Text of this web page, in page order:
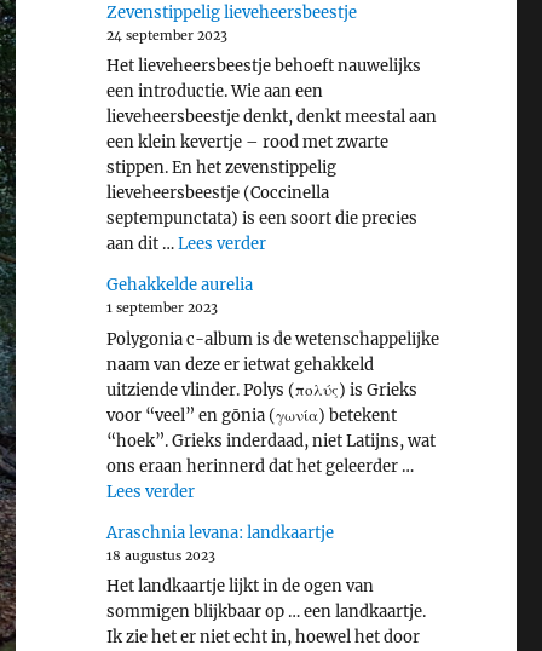
Zevenstippelig lieveheersbeestje
24 september 2023
Het lieveheersbeestje behoeft nauwelijks
een introductie. Wie aan een
lieveheersbeestje denkt, denkt meestal aan
een klein kevertje – rood met zwarte
stippen. En het zevenstippelig
lieveheersbeestje (Coccinella
septempunctata) is een soort die precies
aan dit …Lees verder"Zevenstippelig lieveheersbeestje"
Gehakkelde aurelia
1 september 2023
Polygonia c-album is de wetenschappelijke
naam van deze er ietwat gehakkeld
uitziende vlinder. Polys (πολύς) is Grieks
voor “veel” en gōnia (γωνία) betekent
“hoek”. Grieks inderdaad, niet Latijns, wat
ons eraan herinnerd dat het geleerder …
Lees verder"Gehakkelde aurelia"
Araschnia levana: landkaartje
18 augustus 2023
Het landkaartje lijkt in de ogen van
sommigen blijkbaar op … een landkaartje.
Ik zie het er niet echt in, hoewel het door